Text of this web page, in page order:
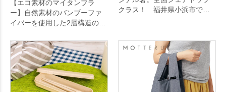
【エコ素材のマイタンブラ
ー】自然素材のバンブーファ
イバーを使用した2層構造のタ
イバーはプラスチックのよう
に軽く、丈夫で割れにくい為
長くお使いいただけます。テ
イクアウトカップのようなデ
ザインで、ブラックの蓋がア
クラス！ 福井県小浜市で生
が出来ます！お箸は落ち着き
のある色からパステル調の可
愛らしい色まで全18色、印刷
色は金・銀・黒・白の4色から
お選びいただけます。